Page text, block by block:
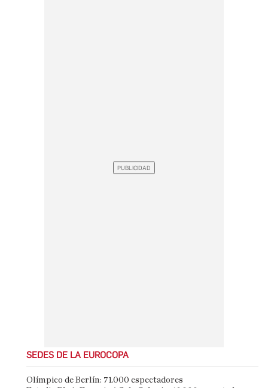
SEDES DE LA EUROCOPA
Olímpico de Berlín: 71.000 espectadores